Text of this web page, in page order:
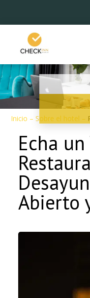
Inicio –Sobre el hotel –
Echa
Abierto